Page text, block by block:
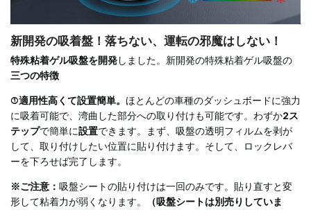
新開発の吸着盤！落ちない、運転の邪魔はしない！
特殊粘着ゲル吸盤を開発しました。新開発の特殊粘着ゲル吸盤の
三つの特徴
①適用性高くて設置簡単。 ほとんどの車種のダッシュボードに強力
に吸着可能で、湾曲した部分への取り付けも可能です。わずか2ス
テップで簡単に設置できます。まず、吸盤の透明フィルムを剥が
して、取り付けしたい位置に貼り付けます。そして、ロックレバ
ーを下ろせば完了します。
※ご注意： 吸盤シートの貼り付けは一回のみです。貼り直すと変
形して粘着力が弱くなります。
（吸盤シートは別売りしていま